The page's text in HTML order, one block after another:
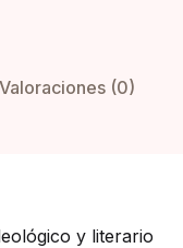
Valoraciones (0)
y literario